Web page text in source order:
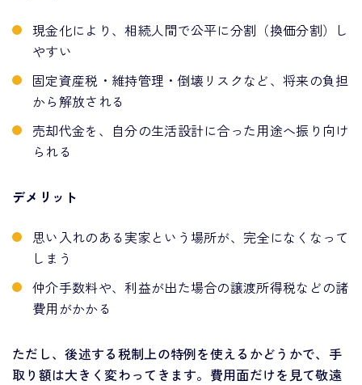
現金化により、相続人間で公平に分割（換価分割）し
やすい
固定資産税・維持管理・倒壊リスクなど、将来の負担
から解放される
売却代金を、自分の生活設計に合った用途へ振り向け
られる
デメリット
思い入れのある実家という場所が、完全になくなって
しまう
仲介手数料や、利益が出た場合の譲渡所得税などの諸
費用がかかる
ただし、後述する税制上の特例を使えるかどうかで、手
取り額は大きく変わってきます。費用面だけを見て敬遠